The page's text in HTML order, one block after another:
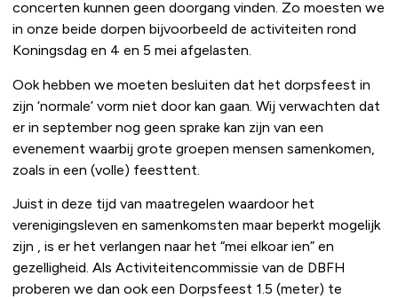
concerten kunnen geen doorgang vinden. Zo moesten we
in onze beide dorpen bijvoorbeeld de activiteiten rond
Koningsdag en 4 en 5 mei afgelasten.
Ook hebben we moeten besluiten dat het dorpsfeest in
zijn ‘normale’ vorm niet door kan gaan. Wij verwachten dat
er in september nog geen sprake kan zijn van een
evenement waarbij grote groepen mensen samenkomen,
zoals in een (volle) feesttent.
Juist in deze tijd van maatregelen waardoor het
verenigingsleven en samenkomsten maar beperkt mogelijk
zijn , is er het verlangen naar het “mei elkoar ien” en
gezelligheid. Als Activiteitencommissie van de DBFH
proberen we dan ook een Dorpsfeest 1.5 (meter) te